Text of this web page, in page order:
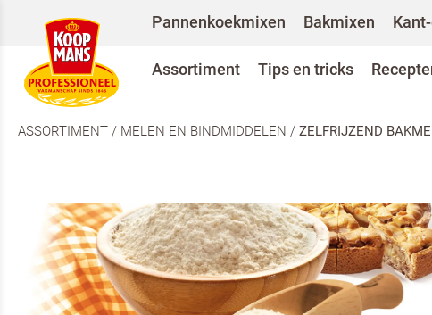
Pannenkoekmixen Bakmixen
Assortiment Tips en tricks
ASSORTIMENT / MELEN EN BINDMIDDELEN / ZELFRIJZEND